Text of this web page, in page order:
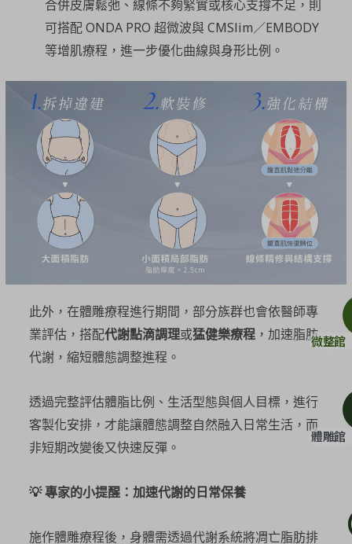
合併皮膚鬆弛、線條不夠緊實或核心支撐不足，則
可搭配 ONDA PRO 超微波與 CMSlim／EMBODY
等增肌療程，進一步優化曲線與身形比例。
此外，在體雕療程進行期間，部分族群也會依醫師專
業評估，搭配代謝點滴調理或猛健樂療程 ，加速脂肪
代謝，縮短體態調整進程。
透過完整評估體脂比例、生活型態與個人目標，進行
客製化安排，才能讓體態調整自然融入日常生活，而
非短期改變後又快速反彈。
💡專家的小提醒：加速代謝的日常保養
施作體雕療程後，身體需透過代謝系統將凋亡脂肪排
微整館
體雕館